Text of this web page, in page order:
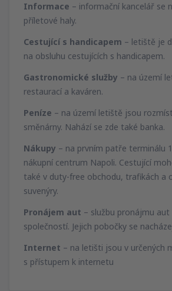
Informace – informační kancelář se
příletové haly.
Cestující s handicapem – letiště je
na obsluhu cestujících s handicapem.
Gastronomické služby – na území
restaurací a kaváren.
Peníze – na území letiště jsou
směnárny. Nahází se zde také banka.
Nákupy – na prvním patře terminálu
nákupní centrum Napoli. Cestující
také v duty-free obchodu, trafikách a
suvenýry.
Pronájem aut – službu pronájmu
společností. Jejich pobočky se
Internet – na letišti jsou v určených
s přístupem k internetu